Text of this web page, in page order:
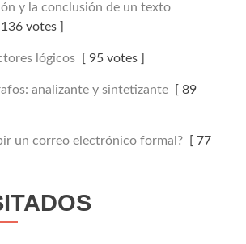
y la conclusión de un texto
votes ]
lógicos[ 95 votes ]
analizante y sintetizante[ 89
un correo electrónico formal?[ 77